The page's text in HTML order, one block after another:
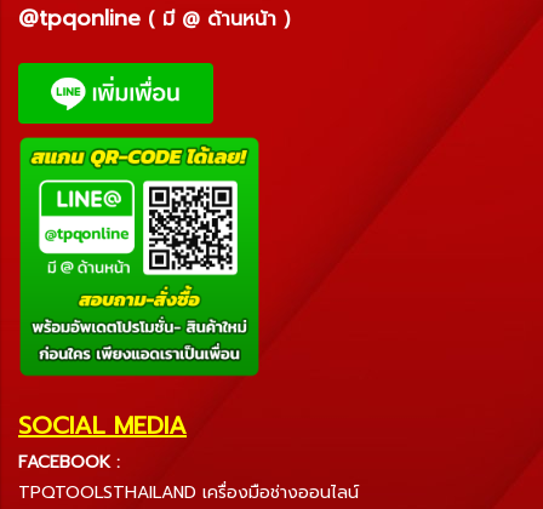
@tpqonline ( มี @ ด้านหน้า )
SOCIAL MEDIA
FACEBOOK :
TPQTOOLSTHAILAND เครื่องมือช่างออนไลน์